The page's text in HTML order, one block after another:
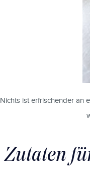
Nichts ist erfrischender an
Zutaten